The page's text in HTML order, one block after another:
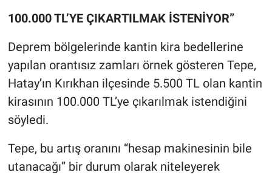
100.000 TL’YE ÇIKARTILMAK İSTENİYOR”
Deprem bölgelerinde kantin kira bedellerine
yapılan orantısız zamları örnek gösteren Tepe,
Hatay’ın Kırıkhan ilçesinde 5.500 TL olan kantin
kirasının 100.000 TL’ye çıkarılmak istendiğini
söyledi.
Tepe, bu artış oranını “hesap makinesinin bile
utanacağı” bir durum olarak niteleyerek